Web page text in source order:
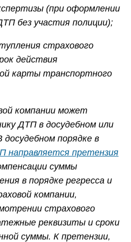
(при оформлении
без участия полиции);
страхового
действия
карты транспортного
компании может
ДТП в досудебном или
досудебном порядке в
направляется претензия
суммы
в порядке регресса и
компании,
страхового
реквизиты и сроки
суммы. К претензии,